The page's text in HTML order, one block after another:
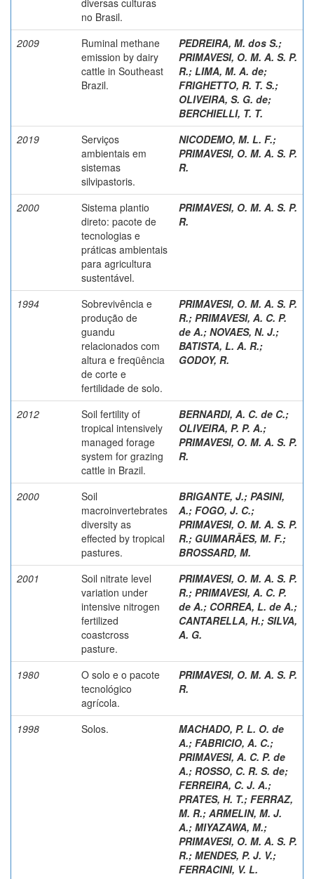
no Brasil.
2009
Ruminal methane
emission by dairy
cattle in Southeast
Brazil.
PEDREIRA, M. dos S.;
PRIMAVESI, O. M. A. S. P.
R.; LIMA, M. A. de;
FRIGHETTO, R. T. S.;
OLIVEIRA, S. G. de;
BERCHIELLI, T. T.
2019
Serviços
ambientais em
sistemas
silvipastoris.
NICODEMO, M. L. F.;
PRIMAVESI, O. M. A. S. P.
R.
2000
Sistema plantio
direto: pacote de
tecnologias e
práticas ambientais
para agricultura
sustentável.
PRIMAVESI, O. M. A. S. P.
R.
1994
Sobrevivência e
produção de
guandu
relacionados com
altura e freqüência
de corte e
fertilidade de solo.
PRIMAVESI, O. M. A. S. P.
R.; PRIMAVESI, A. C. P.
de A.; NOVAES, N. J.;
BATISTA, L. A. R.;
GODOY, R.
2012
Soil fertility of
tropical intensively
managed forage
system for grazing
cattle in Brazil.
BERNARDI, A. C. de C.;
OLIVEIRA, P. P. A.;
PRIMAVESI, O. M. A. S. P.
R.
2000
Soil
macroinvertebrates
diversity as
effected by tropical
pastures.
BRIGANTE, J.; PASINI,
A.; FOGO, J. C.;
PRIMAVESI, O. M. A. S. P.
R.; GUIMARÃES, M. F.;
BROSSARD, M.
2001
Soil nitrate level
variation under
intensive nitrogen
fertilized
coastcross
pasture.
PRIMAVESI, O. M. A. S. P.
R.; PRIMAVESI, A. C. P.
de A.; CORREA, L. de A.;
CANTARELLA, H.; SILVA,
A. G.
1980
O solo e o pacote
tecnológico
agrícola.
PRIMAVESI, O. M. A. S. P.
R.
1998 Solos.
MACHADO, P. L. O. de
A.; FABRICIO, A. C.;
PRIMAVESI, A. C. P. de
A.; ROSSO, C. R. S. de;
FERREIRA, C. J. A.;
PRATES, H. T.; FERRAZ,
M. R.; ARMELIN, M. J.
A.; MIYAZAWA, M.;
PRIMAVESI, O. M. A. S. P.
R.; MENDES, P. J. V.;
FERRACINI, V. L.